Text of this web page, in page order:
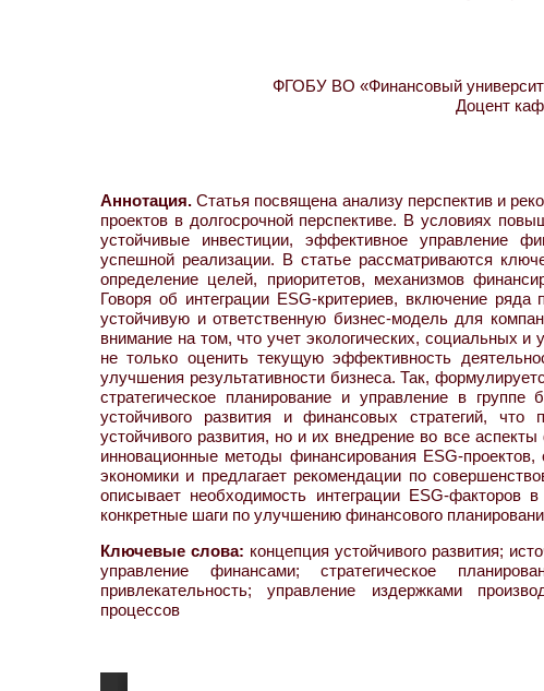
ФГОБУ ВО «Финансовый
Доцент
Аннотация. Статья посвящена анализу перспектив и
проектов в долгосрочной перспективе. В условиях
устойчивые инвестиции, эффективное управление
успешной реализации. В статье рассматриваются
определение целей, приоритетов, механизмов
Говоря об интеграции ESG-критериев, включение
устойчивую и ответственную бизнес-модель для
внимание на том, что учет экологических, социальных
не только оценить текущую эффективность
улучшения результативности бизнеса. Так,
стратегическое планирование и управление в
устойчивого развития и финансовых стратегий,
устойчивого развития, но и их внедрение во все
инновационные методы финансирования ESG-
экономики и предлагает рекомендации по
описывает необходимость интеграции ESG-факторов
конкретные шаги по улучшению финансового
Ключевые слова: концепция устойчивого развития;
управление финансами; стратегическое
привлекательность; управление издержками
процессов